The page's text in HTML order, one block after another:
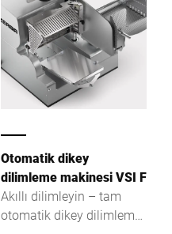
Otomatik dikey
dilimleme makinesi VSI F
Akıllı dilimleyin – tam
otomatik dikey dilimleme